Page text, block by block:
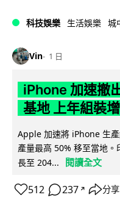
科技娛樂 生活娛樂 城
Vin 1 日
iPhone 加速撤
基地 上年組裝
Apple 加速將 iPhone 生
產量最高 50% 移至當地
長至 204...
閱讀全文
512 237 ↗ 分享